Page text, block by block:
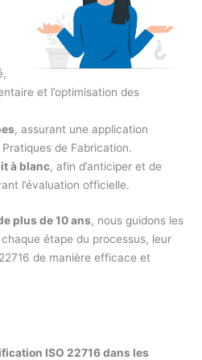
et l’optimisation des
, assurant une application
de Fabrication.
à blanc, afin d’anticiper et de
l’évaluation officielle.
plus de 10 ans, nous guidons les
étape du processus, leur
de manière efficace et
ISO 22716 dans les